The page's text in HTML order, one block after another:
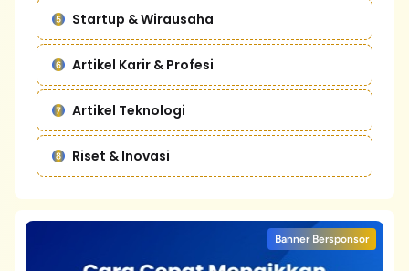
Startup & Wirausaha
Artikel Karir & Profesi
Artikel Teknologi
Riset & Inovasi
Banner Bersponsor